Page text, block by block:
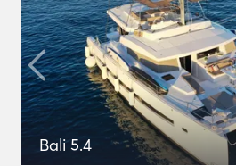
Bali 5.4